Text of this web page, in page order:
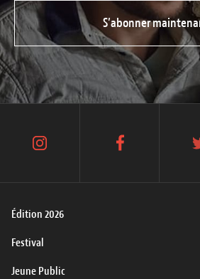
S’abonner
Édition 2026
Festival
Jeune Public
instagram facebook